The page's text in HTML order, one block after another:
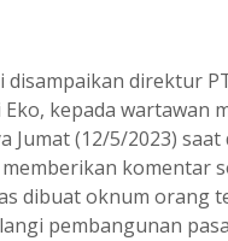
disampaikan direktur
Eko, kepada wartawan
Jumat (12/5/2023) saat
komentar
dibuat oknum orang
pembangunan